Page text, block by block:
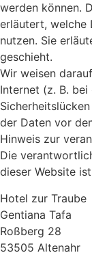
werden können.
erläutert, welche
nutzen. Sie
geschieht.
Wir weisen
Internet (z. B.
der Daten vor
Hinweis zur
Die
dieser Website
Hotel zur Traube
Gentiana Tafa
Roßberg 28
53505 Altenahr